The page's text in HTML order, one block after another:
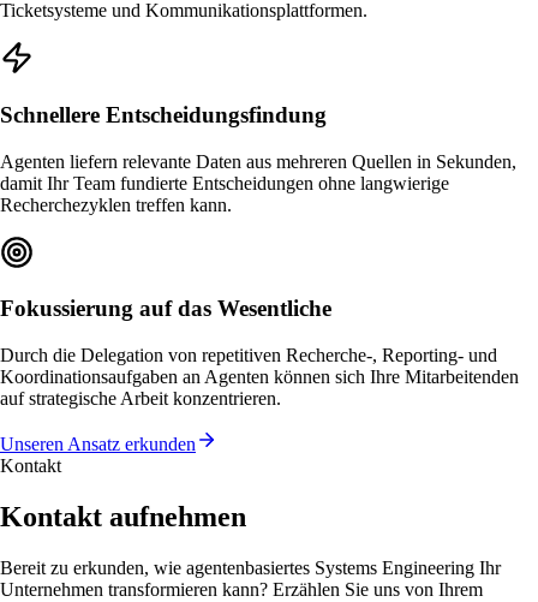
Ticketsysteme und Kommunikationsplattformen.
Schnellere Entscheidungsfindung
Agenten liefern relevante Daten aus mehreren Quellen in Sekunden,
damit Ihr Team fundierte Entscheidungen ohne langwierige
Recherchezyklen treffen kann.
Fokussierung auf das Wesentliche
Durch die Delegation von repetitiven Recherche-, Reporting- und
Koordinationsaufgaben an Agenten können sich Ihre Mitarbeitenden
auf strategische Arbeit konzentrieren.
Unseren Ansatz erkunden
Kontakt
Kontakt aufnehmen
Bereit zu erkunden, wie agentenbasiertes Systems Engineering Ihr
Unternehmen transformieren kann? Erzählen Sie uns von Ihrem